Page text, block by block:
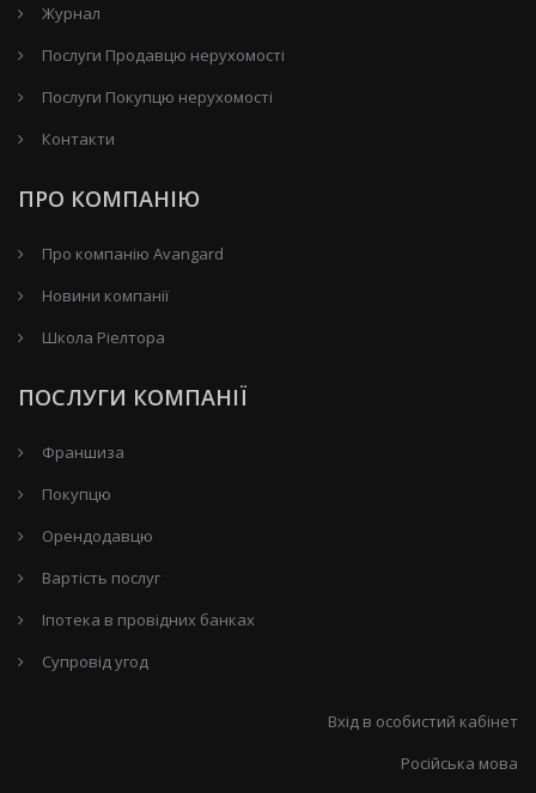
Журнал
Послуги Продавцю нерухомості
Послуги Покупцю нерухомості
Контакти
ПРО КОМПАНІЮ
Про компанію Avangard
Новини компанії
Школа Ріелтора
ПОСЛУГИ КОМПАНІЇ
Франшиза
Покупцю
Орендодавцю
Вартість послуг
Іпотека в провідних банках
Супровід угод
Вхід в особистий кабінет
Російська мова